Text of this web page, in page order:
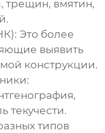
трещин, вмятин,
Это более
выявить
конструкции.
текучести.
типов